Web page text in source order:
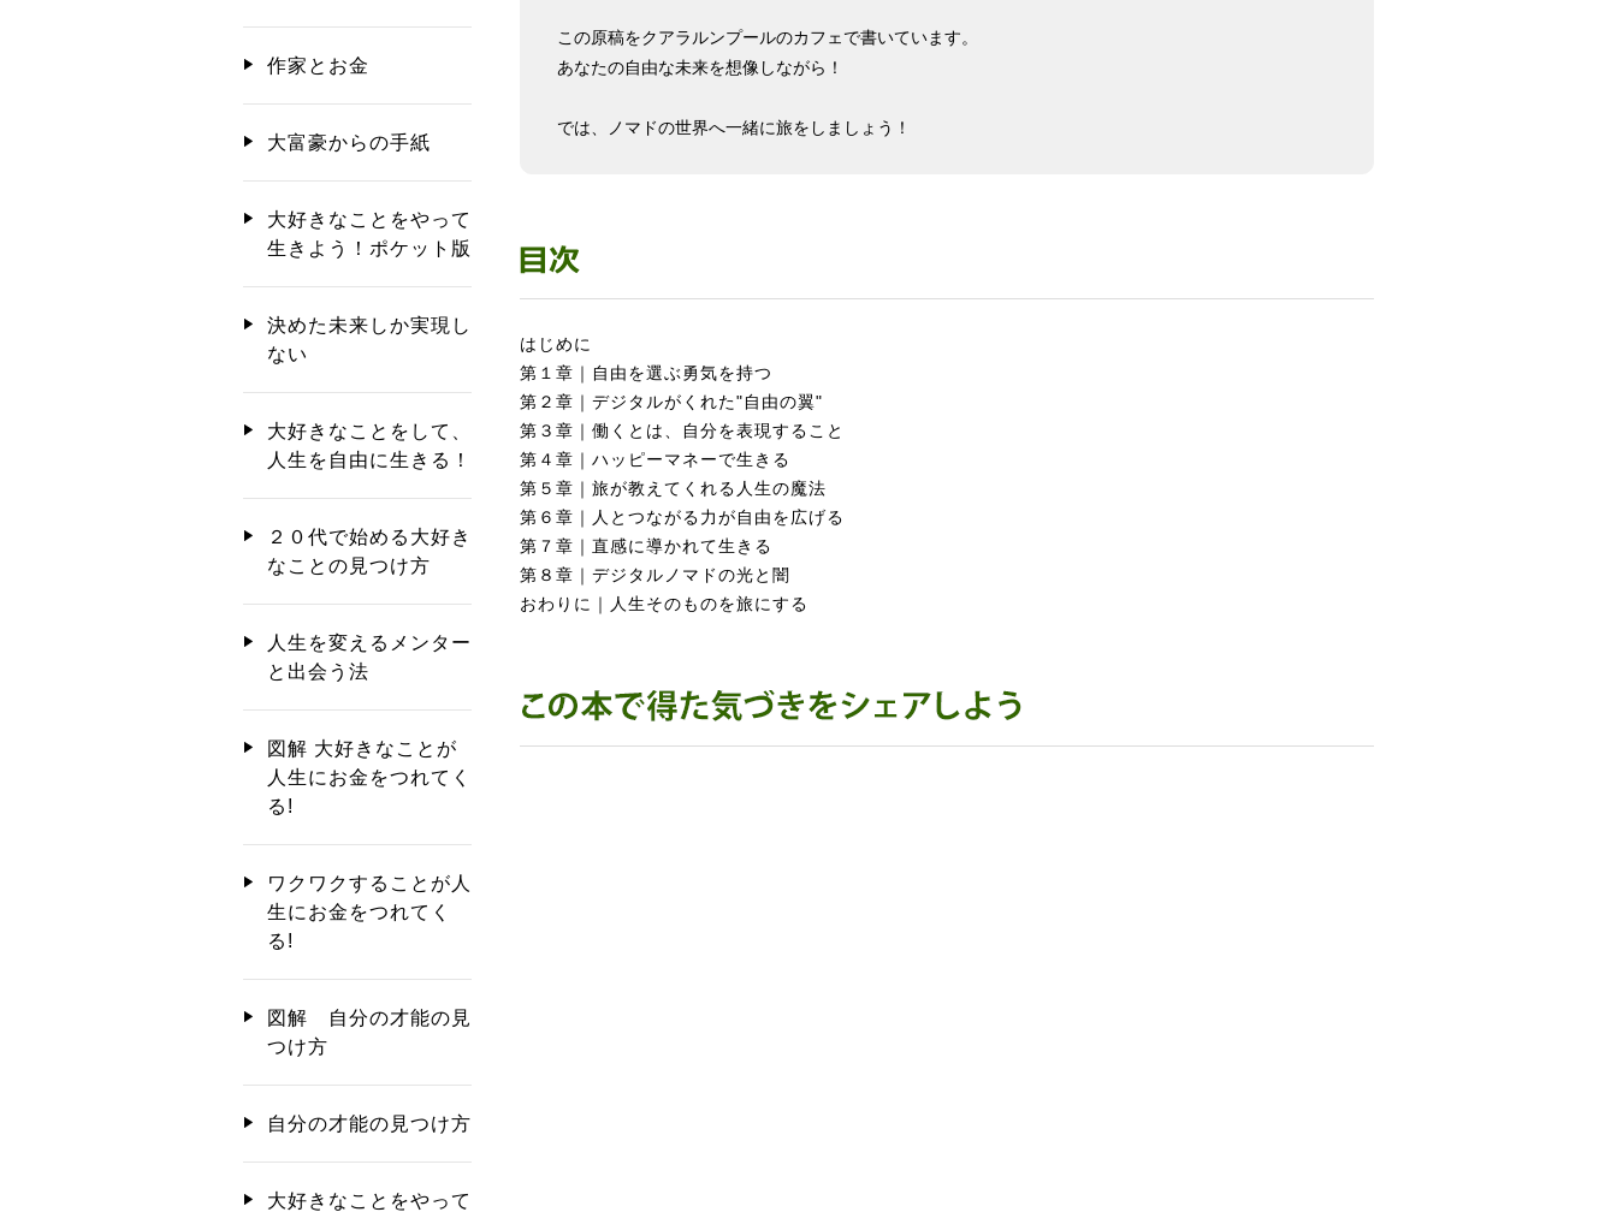
この原稿をクアラルンプールのカフェで書いています。
あなたの自由な未来を想像しながら！
では、ノマドの世界へ一緒に旅をしましょう！
はじめに
第１章｜自由を選ぶ勇気を持つ
第２章｜デジタルがくれた"自由の翼"
第３章｜働くとは、自分を表現すること
第４章｜ハッピーマネーで生きる
第５章｜旅が教えてくれる人生の魔法
第６章｜人とつながる力が自由を広げる
第７章｜直感に導かれて生きる
第８章｜デジタルノマドの光と闇
おわりに｜人生そのものを旅にする
作家とお金
大富豪からの手紙
大好きなことをやって
生きよう！ポケット版
決めた未来しか実現し
ない
大好きなことをして、
人生を自由に生きる！
２０代で始める大好き
なことの見つけ方
人生を変えるメンター
と出会う法
図解 大好きなことが
人生にお金をつれてく
る!
ワクワクすることが人
生にお金をつれてく
る!
図解 自分の才能の見
つけ方
自分の才能の見つけ方
大好きなことをやって